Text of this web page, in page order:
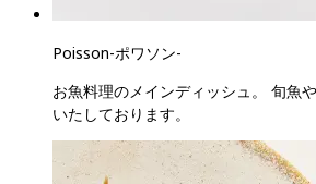
Poisson-ポワソン-
お魚料理のメインディッシュ。 旬魚
いたしております。